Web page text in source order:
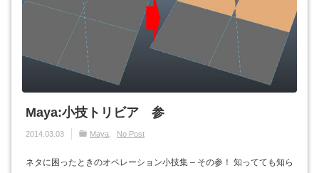
Maya:小技トリビア 参
2014.03.03 Maya No Post
ネタに困ったときのオペレーション小技集 – その参！ 知ってても知ら